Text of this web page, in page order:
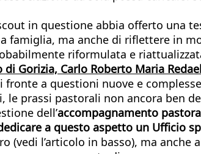
in questione abbia offerto una
ma anche di riflettere in
riformulata e
di Gorizia, Carlo Roberto Maria
fronte a questioni nuove e
prassi pastorali non ancora ben
dell’accompagnamento
a questo aspetto un Ufficio
(vedi l’articolo in basso), ma